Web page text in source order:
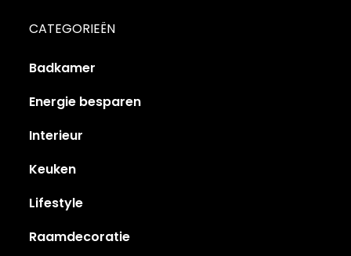
CATEGORIEËN
Badkamer
Energie besparen
Interieur
Keuken
Lifestyle
Raamdecoratie